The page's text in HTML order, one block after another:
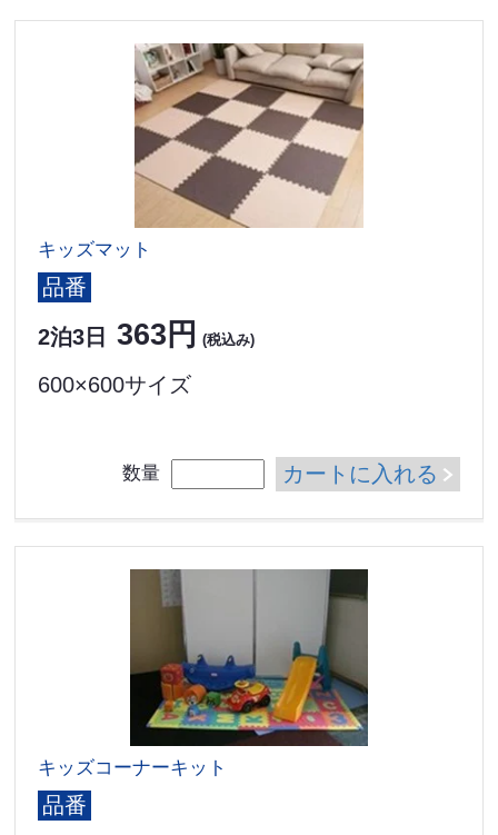
キッズマット
品番
2泊3日 363円 (税込み)
600×600サイズ
数量 カートに入れる
キッズコーナーキット
品番